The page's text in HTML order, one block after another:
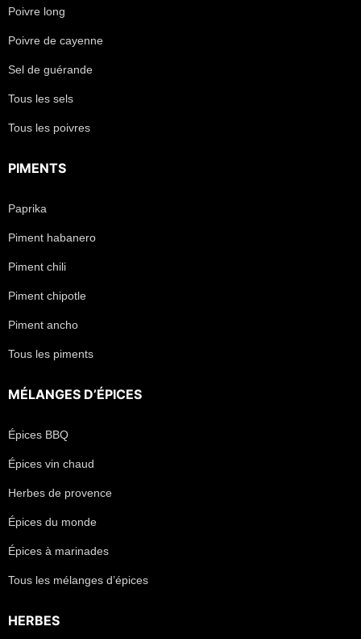
Poivre long
Poivre de cayenne
Sel de guérande
Tous les sels
Tous les poivres
PIMENTS
Paprika
Piment habanero
Piment chili
Piment chipotle
Piment ancho
Tous les piments
MÉLANGES D’ÉPICES
Épices BBQ
Épices vin chaud
Herbes de provence
Épices du monde
Épices à marinades
Tous les mélanges d’épices
HERBES